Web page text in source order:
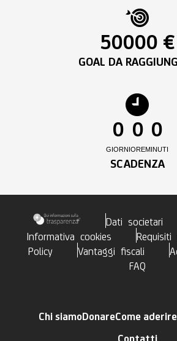
50000 €
GOAL DA
0
GIORNI
0
ORE
0
MINUTI
SCADENZA
Dati societari
Informativa cookies
Policy
Vantaggi fiscali
FAQ
Chi siamoDonareCome aderire
Contatti